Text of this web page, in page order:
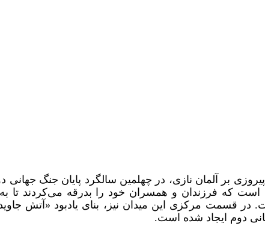
که فرزندان و همسران خود را بدرقه می‌کردند تا به
دوم ایجاد شده است.